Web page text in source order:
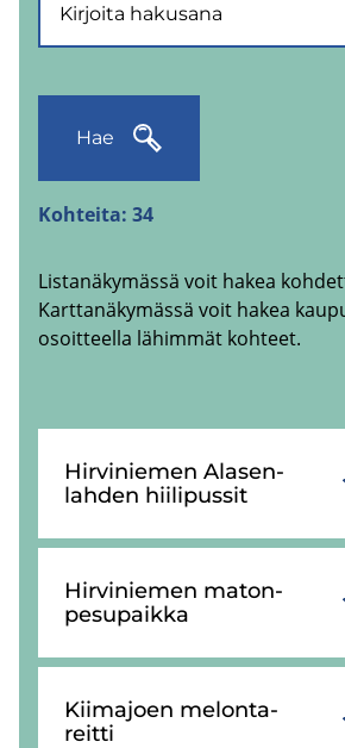
Hae
Kohteita: 34
Listanäkymässä voit hakea
Karttanäkymässä voit hakea
osoitteella lähimmät kohteet.
Hir­vi­nie­men Ala­sen­
lah­den hii­li­pus­sit
Hir­vi­nie­men ma­ton­
pe­su­paik­ka
Kii­ma­joen me­lon­ta­
reit­ti